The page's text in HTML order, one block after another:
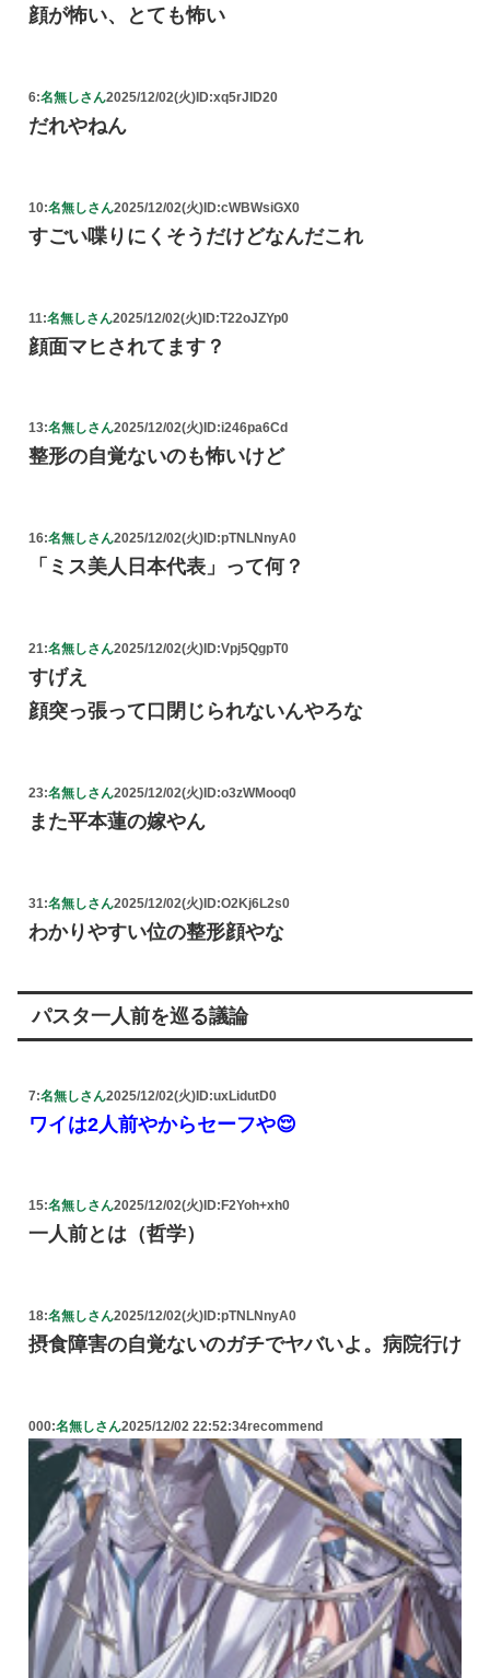
顔が怖い、とても怖い
6:名無しさん2025/12/02(火) ID:xq5rJID20
だれやねん
10:名無しさん2025/12/02(火)ID:cWBWsiGX0
すごい喋りにくそうだけどなんだこれ
11:名無しさん2025/12/02(火)ID:T22oJZYp0
顔面マヒされてます？
13:名無しさん2025/12/02(火) ID:i246pa6Cd
整形の自覚ないのも怖いけど
16:名無しさん2025/12/02(火) ID:pTNLNnyA0
「ミス美人日本代表」って何？
21:名無しさん2025/12/02(火) ID:Vpj5QgpT0
すげえ
顔突っ張って口閉じられないんやろな
23:名無しさん2025/12/02(火)ID:o3zWMooq0
また平本蓮の嫁やん
31:名無しさん2025/12/02(火)ID:O2Kj6L2s0
わかりやすい位の整形顔やな
パスタ一人前を巡る議論
7:名無しさん2025/12/02(火)ID:uxLidutD0
ワイは2人前やからセーフや😌
15:名無しさん2025/12/02(火) ID:F2Yoh+xh0
一人前とは（哲学）
18:名無しさん2025/12/02(火) ID:pTNLNnyA0
摂食障害の自覚ないのガチでヤバいよ。病院行け
000:名無しさん2025/12/02 22:52:34recommend